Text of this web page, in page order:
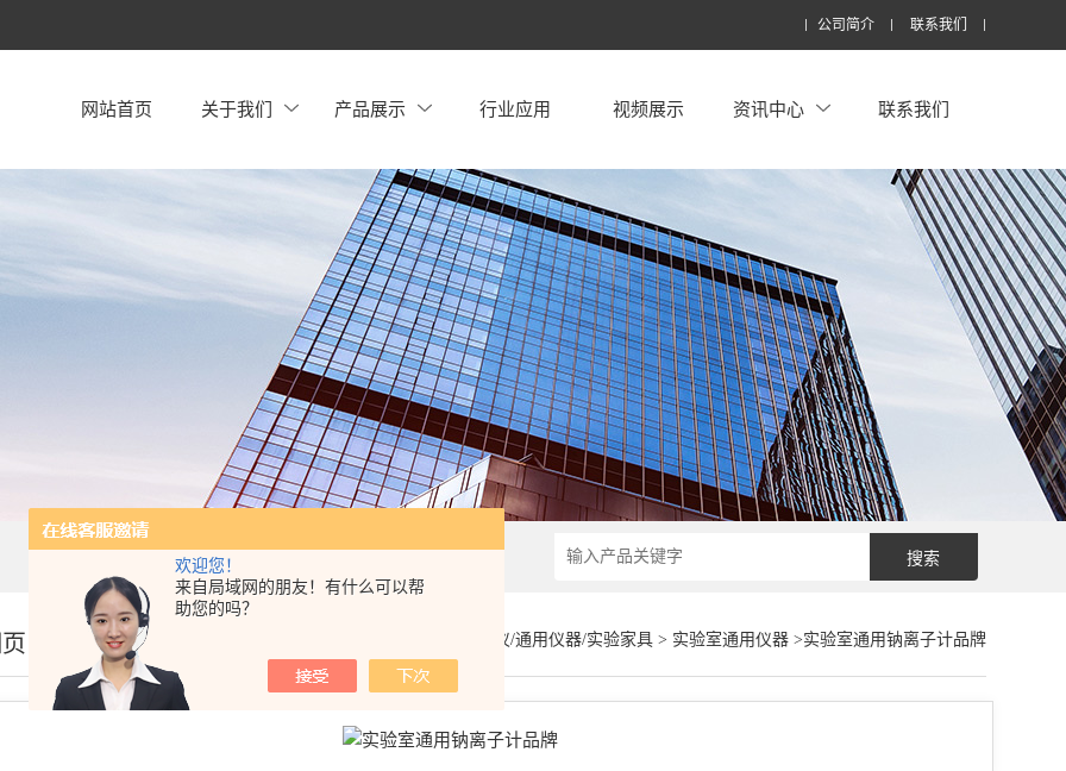
欢迎您！
来自局域网的朋友！有什么可以帮
助您的吗？
公司简介 联系我们
网站首页 关于我们 产品展示 行业应用 视频展示 资讯中心 联系我们
水分仪/通用仪器/实验家具> 实验室通用仪器>实验室通用钠离子计品牌